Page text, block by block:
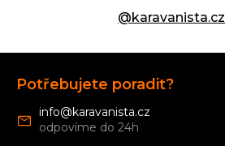
@karavanista.cz
Potřebujete poradit?
info@karavanista.cz